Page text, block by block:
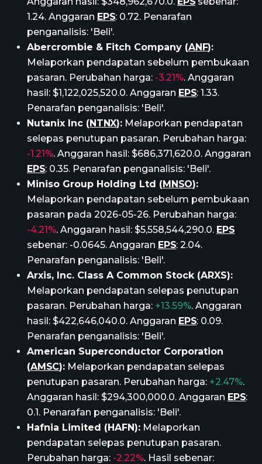
1.24. Anggaran EPS: 0.72. Penarafan
penganalisis: 'Beli'.
Abercrombie & Fitch Company (ANF):
Melaporkan pendapatan sebelum pembukaan
pasaran. Perubahan harga: -3.21%. Anggaran
hasil: $1,122,025,520.0. Anggaran EPS: 1.33.
Penarafan penganalisis: 'Beli'.
Nutanix Inc (NTNX): Melaporkan pendapatan
selepas penutupan pasaran. Perubahan harga:
-1.21%. Anggaran hasil: $686,371,620.0. Anggaran
EPS: 0.35. Penarafan penganalisis: 'Beli'.
Miniso Group Holding Ltd (MNSO):
Melaporkan pendapatan sebelum pembukaan
pasaran pada 2026-05-26. Perubahan harga:
-4.21%. Anggaran hasil: $5,558,544,290.0. EPS
sebenar: -0.0645. Anggaran EPS: 2.04.
Penarafan penganalisis: 'Beli'.
Arxis, Inc. Class A Common Stock (ARXS):
Melaporkan pendapatan selepas penutupan
pasaran. Perubahan harga: +13.59%. Anggaran
hasil: $422,646,040.0. Anggaran EPS: 0.09.
Penarafan penganalisis: 'Beli'.
American Superconductor Corporation
(AMSC): Melaporkan pendapatan selepas
penutupan pasaran. Perubahan harga: +2.47%.
Anggaran hasil: $294,300,000.0. Anggaran EPS:
0.1. Penarafan penganalisis: 'Beli'.
Hafnia Limited (HAFN): Melaporkan
pendapatan selepas penutupan pasaran.
Perubahan harga: -2.22%. Hasil sebenar: